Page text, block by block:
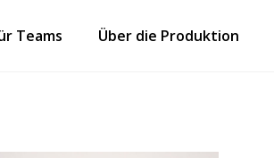
Teams Über die Produktion